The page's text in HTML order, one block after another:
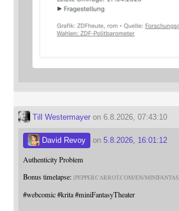
Till Westermayeron 6.8.2026, 07:43:10
David Revoy on 5.8.2026, 16:01:12
Authenticity Problem
Bonus timelapse: PEPPERCARROT.COM/EN/MINIFANTAS
#webcomic #krita #miniFantasyTheater